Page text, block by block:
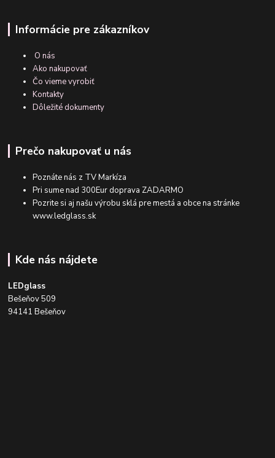
Informácie pre zákazníkov
O nás
Ako nakupovať
Čo vieme vyrobiť
Kontakty
Dôležité dokumenty
Prečo nakupovať u nás
Poznáte nás z TV Markíza
Pri sume nad 300Eur doprava ZADARMO
Pozrite si aj našu výrobu sklá pre mestá a obce na stránke
www.ledglass.sk
Kde nás nájdete
LEDglass
Bešeňov 509
94141 Bešeňov